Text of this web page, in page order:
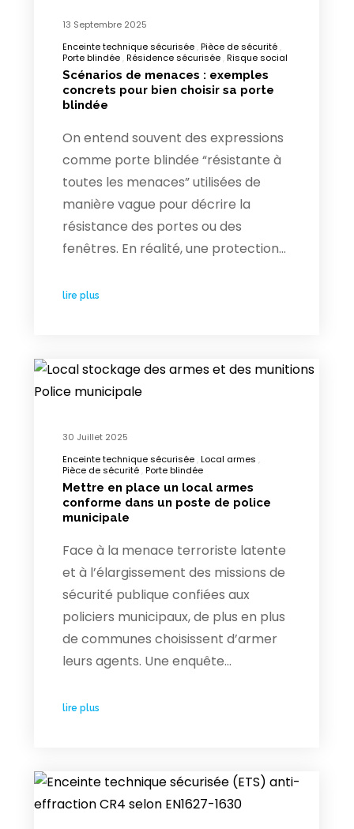
13 Septembre 2025
Enceinte technique sécurisée Pièce de sécurité
Porte blindée Résidence sécurisée Risque social
Scénarios de menaces : exemples
concrets pour bien choisir sa porte
blindée
On entend souvent des expressions
comme porte blindée “résistante à
toutes les menaces” utilisées de
manière vague pour décrire la
résistance des portes ou des
fenêtres. En réalité, une protection…
lire plus
30 Juillet 2025
Enceinte technique sécurisée Local armes
Pièce de sécurité Porte blindée
Mettre en place un local armes
conforme dans un poste de police
municipale
Face à la menace terroriste latente
et à l’élargissement des missions de
sécurité publique confiées aux
policiers municipaux, de plus en plus
de communes choisissent d’armer
leurs agents. Une enquête…
lire plus